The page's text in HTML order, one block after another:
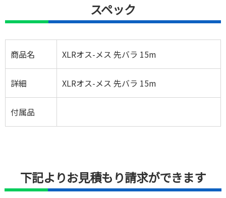
スペック
商品名 XLRオス-メス 先バラ 15m
詳細 XLRオス-メス 先バラ 15m
付属品
下記よりお見積もり請求ができます